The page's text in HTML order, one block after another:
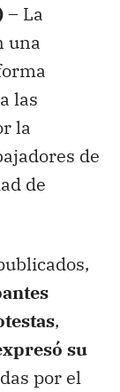
– La
una
las
la
de
de
,
su
por el